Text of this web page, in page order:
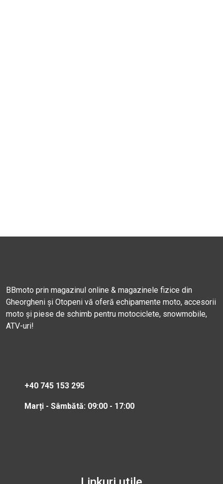
BBmoto prin magazinul online & magazinele fizice din
Gheorgheni și Otopeni vă oferă echipamente moto, accesorii
moto și piese de schimb pentru motociclete, snowmobile,
ATV-uri!
+40 745 153 295
Marți - Sâmbătă: 09:00 - 17:00